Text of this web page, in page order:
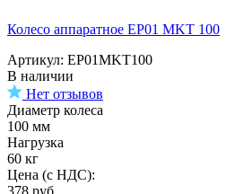
Колесо аппаратное EP01 MKT 100
Артикул: EP01MKT100
В наличии
Нет отзывов
Диаметр колеса
100 мм
Нагрузка
60 кг
Цена (с НДС):